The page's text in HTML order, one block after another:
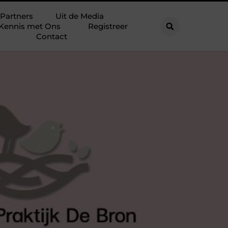
Partners
Uit de Media
met Ons
Registreer
Contact